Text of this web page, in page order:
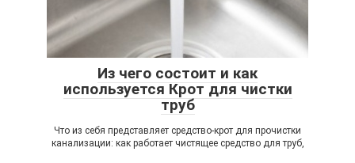
Из чего состоит и как
используется Крот для чистки
труб
Что из себя представляет средство-крот для прочистки
канализации: как работает чистящее средство для труб,